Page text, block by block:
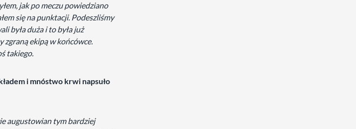
jak po meczu powiedziano
się na punktacji. Podeszliśmy
była duża i to była już
zgraną ekipą w końcówce.
takiego.
i mnóstwo krwi napsuło
augustowian tym bardziej